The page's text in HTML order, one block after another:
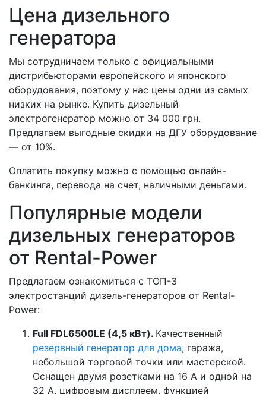
Цена дизельного
генератора
Мы сотрудничаем только с официальными
дистрибьюторами европейского и японского
оборудования, поэтому у нас цены одни из самых
низких на рынке. Купить дизельный
электрогенератор можно от 34 000 грн.
Предлагаем выгодные скидки на ДГУ оборудование
— от 10%.
Оплатить покупку можно с помощью онлайн-
банкинга, перевода на счет, наличными деньгами.
Популярные модели
дизельных генераторов
от Rental-Power
Предлагаем ознакомиться с ТОП-3
электростанций дизель-генераторов от Rental-
Power:
Full FDL6500LE (4,5 кВт). Качественный
резервный генератор для дома, гаража,
небольшой торговой точки или мастерской.
Оснащен двумя розетками на 16 А и одной на
32 А, цифровым дисплеем, функцией